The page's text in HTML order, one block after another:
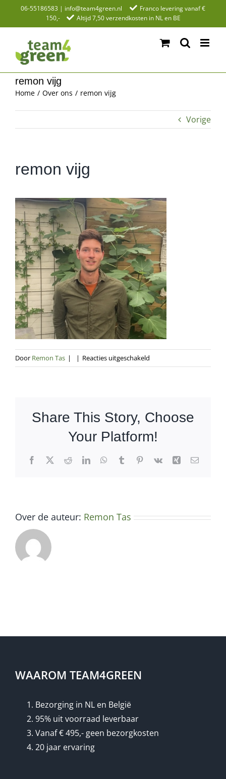
06-55186583 | info@team4green.nl
Franco levering vanaf €
150,-
Altijd 7,50 verzendkosten in NL en BE
remon vijg
Home Over ons remon vijg
Vorige
remon vijg
Door Remon Tas | | Reacties uitgeschakeld
remon
Share This Story, Choose
Your Platform!
Facebook
X RedditLinkedInWhatsApp
TumblrPinterest
Vk Xing E-
Over de auteur: Remon Tas
WAAROM TEAM4GREEN
Bezorging in NL en België
95% uit voorraad leverbaar
Vanaf € 495,- geen bezorgkosten
20 jaar ervaring